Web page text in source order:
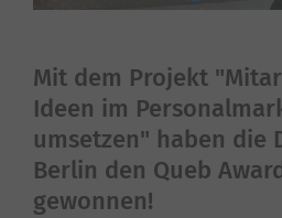
Mit dem Projekt
Ideen im
umsetzen" haben die
Berlin den Queb
gewonnen!